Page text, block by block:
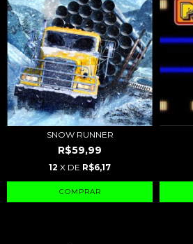
SNOW RUNNER
R$59,99
12 X DE R$6,17